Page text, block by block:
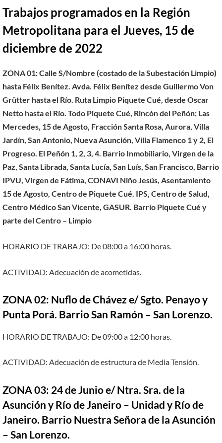
Trabajos programados en la Región
Metropolitana para el Jueves, 15 de
diciembre de 2022
ZONA 01: Calle S/Nombre (costado de la Subestación Limpio)
hasta Félix Benítez. Avda. Félix Benítez desde Guillermo Von
Grütter hasta el Río. Ruta Limpio Piquete Cué, desde Oscar
Netto hasta el Río. Todo Piquete Cué, Rincón del Peñón; Las
Mercedes, 15 de Agosto, Fracción Santa Rosa, Aurora, Villa
Jardín, San Antonio, Nueva Asunción, Villa Flamenco 1 y 2, El
Progreso. El Peñón 1, 2, 3, 4. Barrio Inmobiliario, Virgen de la
Paz, Santa Librada, Santa Lucía, San Luís, San Francisco, Barrio
IPVU, Virgen de Fátima, CONAVI Niño Jesús, Asentamiento
15 de Agosto, Centro de Piquete Cué. IPS, Centro de Salud,
Centro Médico San Vicente, GASUR. Barrio Piquete Cué y
parte del Centro – Limpio
HORARIO DE TRABAJO: De 08:00 a 16:00 horas.
ACTIVIDAD: Adecuación de acometidas.
ZONA 02: Nuflo de Chávez e/ Sgto. Penayo y
Punta Porá. Barrio San Ramón – San Lorenzo.
HORARIO DE TRABAJO: De 09:00 a 12:00 horas.
ACTIVIDAD: Adecuación de estructura de Media Tensión.
ZONA 03: 24 de Junio e/ Ntra. Sra. de la
Asunción y Río de Janeiro – Unidad y Río de
Janeiro. Barrio Nuestra Señora de la Asunción
– San Lorenzo.